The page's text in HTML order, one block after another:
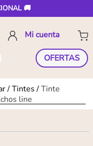
🚚
OFERTAS
Tintes
Tinte
line